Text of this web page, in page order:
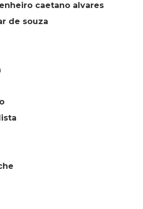
caetano alvares
de souza